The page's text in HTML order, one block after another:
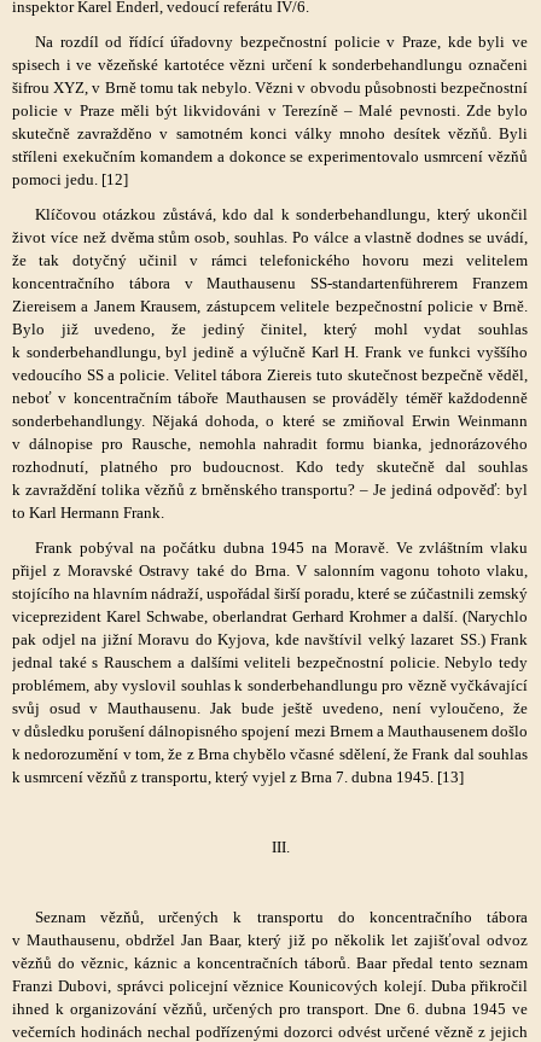
inspektor Karel Enderl, vedoucí referátu IV/6.
Na rozdíl od řídící úřadovny bezpečnostní policie v Praze, kde byli ve
spisech i ve vězeňské kartotéce vězni určení k sonderbehandlungu označeni
šifrou XYZ, v Brně tomu tak nebylo. Vězni v obvodu působnosti bezpečnostní
policie v Praze měli být likvidováni v Terezíně – Malé pevnosti. Zde bylo
skutečně zavražděno v samotném konci války mnoho desítek vězňů. Byli
stříleni exekučním komandem a dokonce se experimentovalo usmrcení vězňů
pomoci jedu. [12]
Klíčovou otázkou zůstává, kdo dal k sonderbehandlungu, který ukončil
život více než dvěma stům osob, souhlas. Po válce a vlastně dodnes se uvádí,
že tak dotyčný učinil v rámci telefonického hovoru mezi velitelem
koncentračního tábora v Mauthausenu SS-standartenführerem Franzem
Ziereisem a Janem Krausem, zástupcem velitele bezpečnostní policie v Brně.
Bylo již uvedeno, že jediný činitel, který mohl vydat souhlas
k sonderbehandlungu, byl jedině a výlučně Karl H. Frank ve funkci vyššího
vedoucího SS a policie. Velitel tábora Ziereis tuto skutečnost bezpečně věděl,
neboť v koncentračním táboře Mauthausen se prováděly téměř každodenně
sonderbehandlungy. Nějaká dohoda, o které se zmiňoval Erwin Weinmann
v dálnopise pro Rausche, nemohla nahradit formu bianka, jednorázového
rozhodnutí, platného pro budoucnost. Kdo tedy skutečně dal souhlas
k zavraždění tolika vězňů z brněnského transportu? – Je jediná odpověď: byl
to Karl Hermann Frank.
Frank pobýval na počátku dubna 1945 na Moravě. Ve zvláštním vlaku
přijel z Moravské Ostravy také do Brna. V salonním vagonu tohoto vlaku,
stojícího na hlavním nádraží, uspořádal širší poradu, které se zúčastnili zemský
viceprezident Karel Schwabe, oberlandrat Gerhard Krohmer a další. (Narychlo
pak odjel na jižní Moravu do Kyjova, kde navštívil velký lazaret SS.) Frank
jednal také s Rauschem a dalšími veliteli bezpečnostní policie. Nebylo tedy
problémem, aby vyslovil souhlas k sonderbehandlungu pro vězně vyčkávající
svůj osud v Mauthausenu. Jak bude ještě uvedeno, není vyloučeno, že
v důsledku porušení dálnopisného spojení mezi Brnem a Mauthausenem došlo
k nedorozumění v tom, že z Brna chybělo včasné sdělení, že Frank dal souhlas
k usmrcení vězňů z transportu, který vyjel z Brna 7. dubna 1945. [13]
III.
Seznam vězňů, určených k transportu do koncentračního tábora
v Mauthausenu, obdržel Jan Baar, který již po několik let zajišťoval odvoz
vězňů do věznic, káznic a koncentračních táborů. Baar předal tento seznam
Franzi Dubovi, správci policejní věznice Kounicových kolejí. Duba přikročil
ihned k organizování vězňů, určených pro transport. Dne 6. dubna 1945 ve
večerních hodinách nechal podřízenými dozorci odvést určené vězně z jejich